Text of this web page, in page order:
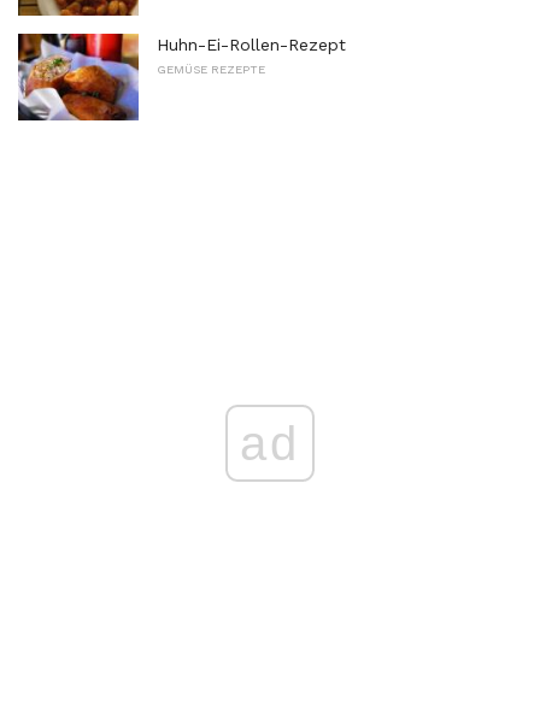
Huhn-Ei-Rollen-Rezept
GEMÜSE REZEPTE
ad